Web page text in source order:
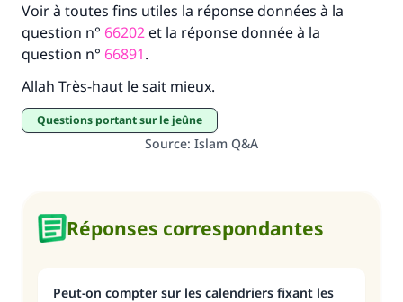
Voir à toutes fins utiles la réponse données à la
question n° 66202 et la réponse donnée à la
question n° 66891.
Allah Très-haut le sait mieux.
Questions portant sur le jeûne
Source: Islam Q&A
Réponses correspondantes
Peut-on compter sur les calendriers fixant les